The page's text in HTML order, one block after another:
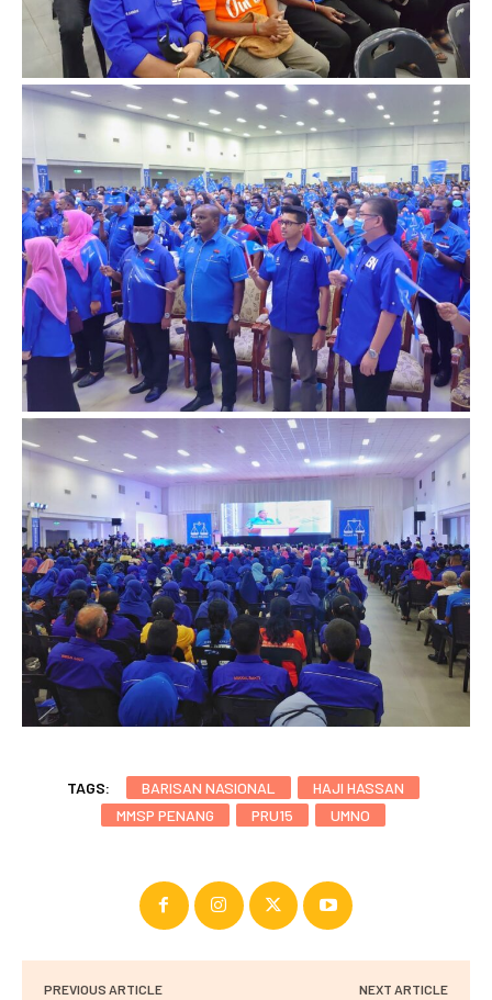
TAGS: BARISAN NASIONAL
HAJI HASSAN
MMSP PENANG
PRU15 UMNO
PREVIOUS ARTICLE NEXT ARTICLE